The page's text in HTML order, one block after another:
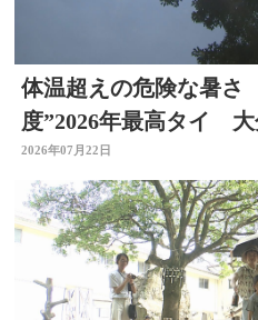
体温超えの危険な暑さ
度”2026年最高タイ
症疑いで搬送
2026年07月22日